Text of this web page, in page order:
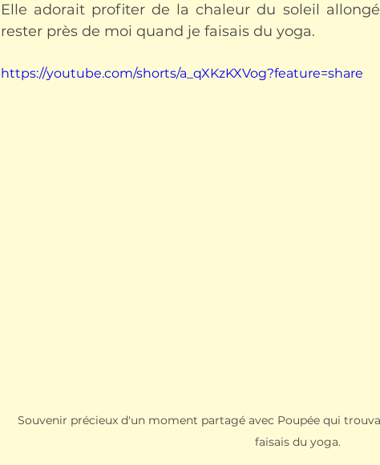
Elle adorait profiter de la chaleur du soleil
rester près de moi quand je faisais du yoga.
https://youtube.com/shorts/a_qXKzKXVog?feature=share
Souvenir précieux d'un moment partagé avec Poupée qui
faisais du yoga.